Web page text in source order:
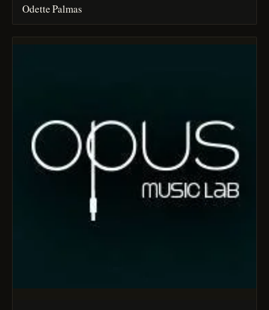
Odette Palmas